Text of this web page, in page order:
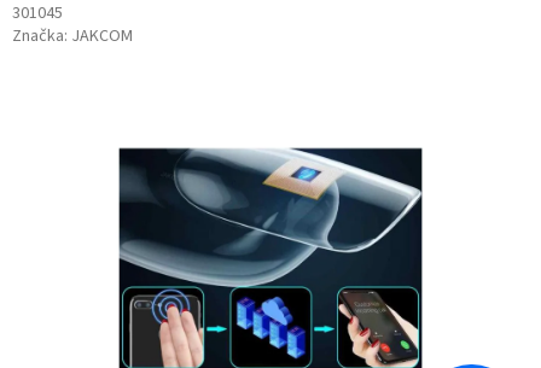
301045
Značka: JAKCOM